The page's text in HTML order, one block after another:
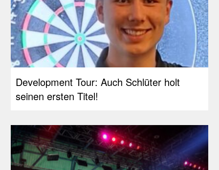
Development Tour: Auch Schlüter holt
seinen ersten Titel!